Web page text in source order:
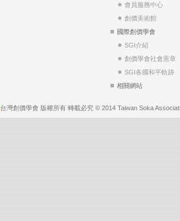
會員服務中心
創價美術館
國際創價學會
SGI介紹
創價學會社會憲章
SGI各國和平軌跡
相關網站
台灣創價學會 版權所有 轉載必究 © 2014 Taiwan Soka